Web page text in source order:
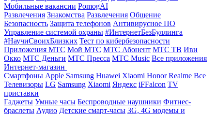
Мобильные вакансии PomogAI
Развлечения Знакомства Развлечения Общение
Безопасность Защита телефонов Антивирусное ПО
Управление системой охраны #ИнтернетБезБуллинга
#НаучиСвоихБлизких Тест по кибербезопасности
Приложения МТС Мой МТС МТС Абонент МТС ТВ Иви
Окко МТС Деньги МТС Пресса МТС Music Все приложения
Интернет-магазин
Смартфоны Apple Samsung Huawei Xiaomi Honor Realme Все
Телевизоры LG Samsung Xiaomi Яндекс iFFalcon TV
приставки
Гаджеты Умные часы Беспроводные наушники Фитнес-
браслеты Аудио Детские смарт-часы 3G, 4G модемы и